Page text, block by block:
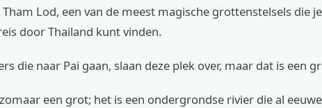
Lod, een van de meest magische grottenstelsels die
door Thailand kunt vinden.
die naar Pai gaan, slaan deze plek over, maar dat is een
een grot; het is een ondergrondse rivier die al